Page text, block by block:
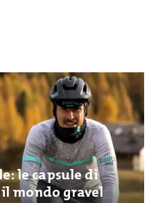
le capsule di
mondo gravel